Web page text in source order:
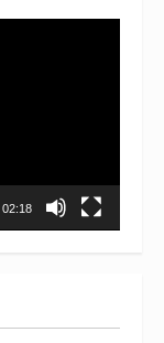
02:18